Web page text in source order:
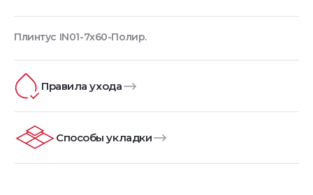
Плинтус IN01-7x60-Полир.
Правила ухода
Способы укладки